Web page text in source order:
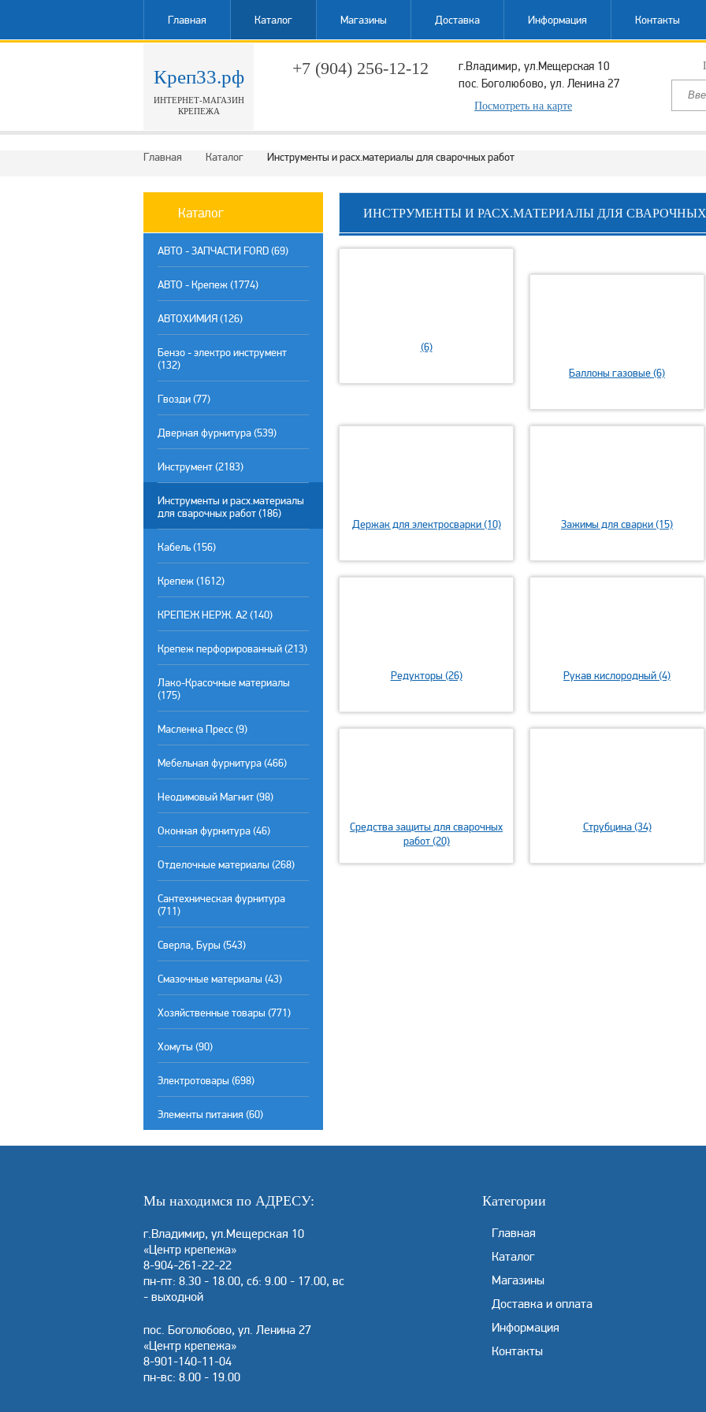
Главная Каталог Магазины Доставка Информация Контакты
Креп33.рф
ИНТЕРНЕТ-МАГАЗИН
КРЕПЕЖА
+7 (904) 256-12-12
г.Владимир, ул.Мещерская 10
пос. Боголюбово, ул. Ленина 27
Посмотреть на карте
Главная Каталог Инструменты и расх.материалы для сварочных работ
Каталог
АВТО - ЗАПЧАСТИ FORD (69)
АВТО - Крепеж (1774)
АВТОХИМИЯ (126)
Бензо - электро инструмент
(132)
Гвозди (77)
Дверная фурнитура (539)
Инструмент (2183)
Инструменты и расх.материалы
для сварочных работ (186)
Кабель (156)
Крепеж (1612)
КРЕПЕЖ НЕРЖ. А2 (140)
Крепеж перфорированный (213)
Лако-Красочные материалы
(175)
Масленка Пресс (9)
Мебельная фурнитура (466)
Неодимовый Магнит (98)
Оконная фурнитура (46)
Отделочные материалы (268)
Сантехническая фурнитура
(711)
Сверла, Буры (543)
Смазочные материалы (43)
Хозяйственные товары (771)
Хомуты (90)
Электротовары (698)
Элементы питания (60)
ИНСТРУМЕНТЫ И РАСХ.МАТЕРИАЛЫ ДЛЯ СВАРОЧНЫХ
(6)
Баллоны газовые (6)
Держак для электросварки (10) Зажимы для сварки (15)
Редукторы (26) Рукав кислородный (4)
Средства защиты для сварочных
работ (20)
Струбцина (34)
Мы находимся по АДРЕСУ:
г.Владимир, ул.Мещерская 10
«Центр крепежа»
8-904-261-22-22
пн-пт: 8.30 - 18.00, сб: 9.00 - 17.00, вс
- выходной
пос. Боголюбово, ул. Ленина 27
«Центр крепежа»
8-901-140-11-04
пн-вс: 8.00 - 19.00
Категории
Главная
Каталог
Магазины
Доставка и оплата
Информация
Контакты